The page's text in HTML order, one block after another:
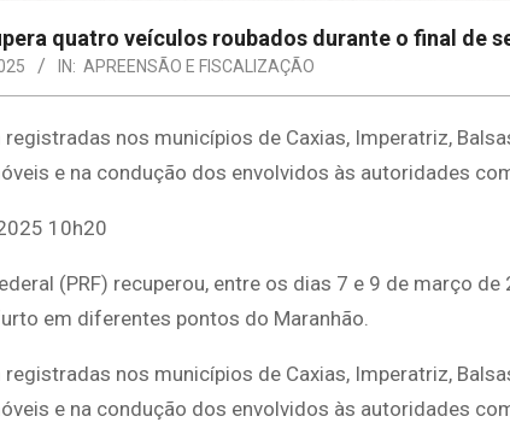
quatro veículos roubados durante o final de
IN: APREENSÃO E FISCALIZAÇÃO
nos municípios de Caxias, Imperatriz,
e na condução dos envolvidos às autoridades
10h20
(PRF) recuperou, entre os dias 7 e 9 de março
em diferentes pontos do Maranhão.
nos municípios de Caxias, Imperatriz,
e na condução dos envolvidos às autoridades